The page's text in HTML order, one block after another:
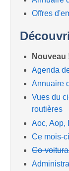
Offres
Nouveau
Agenda
Annuaire
Vues du
routières
Aoc, Aop,
Ce mois-
Co-